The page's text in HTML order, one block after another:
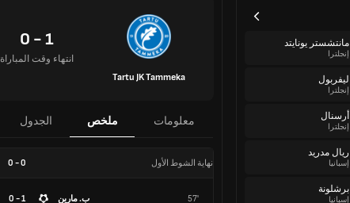
مانتشستر يونايتد
إنجلترا
ليفربول
إنجلترا
أرسنال
إنجلترا
ريال مدريد
إسبانيا
برشلونة
إسبانيا
Tartu JK Tammeka
1 - 0
انتهاء وقت المباراة
معلومات ملخص الجدول
نهاية الشوط الأول 0
-
0
57' ب. مارين 1 - 0